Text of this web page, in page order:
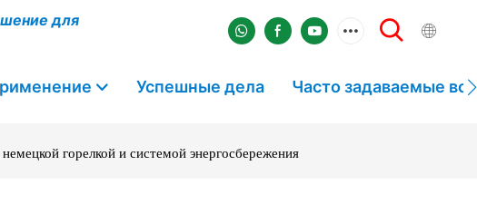
для
Успешные дела Часто задаваемые
горелкой и системой энергосбережения